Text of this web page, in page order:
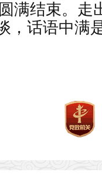
满结束。走
，话语中满